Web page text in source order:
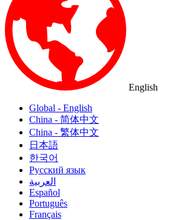
English
Global - English
China - 简体中文
China - 繁体中文
日本語
한국어
Русский язык
العربية
Español
Português
Français